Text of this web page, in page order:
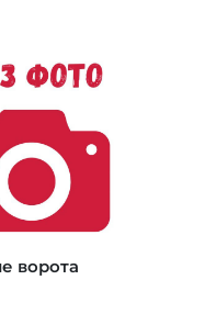
ворота